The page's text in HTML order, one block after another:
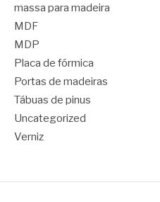
massa para madeira
MDF
MDP
Placa de fórmica
Portas de madeiras
Tábuas de pinus
Uncategorized
Verniz